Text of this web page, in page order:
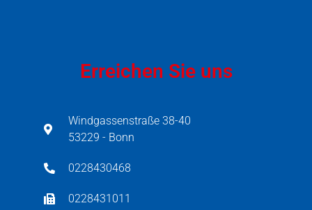
Erreichen Sie uns
Windgassenstraße 38-40
53229 - Bonn
0228430468
0228431011